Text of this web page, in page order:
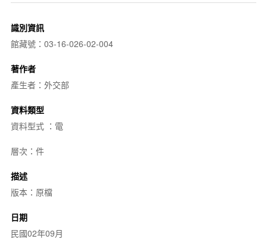
識別資訊
館藏號：03-16-026-02-004
著作者
產生者：外交部
資料類型
資料型式 ：電
層次：件
描述
版本：原檔
日期
民國02年09月